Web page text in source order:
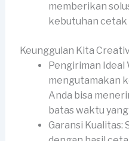
memberikan
kebutuhan cetak
Keunggulan Kita
Pengiriman Ideal
mengutamakan
Anda bisa
batas waktu
Garansi Kualitas: